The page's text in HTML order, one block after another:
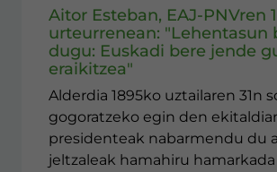
Aitor Esteban, EAJ-PNVren
urteurrenean: "Lehentasun
dugu: Euskadi bere jende
eraikitzea"
Alderdia 1895ko uztailaren 31n
gogoratzeko egin den
presidenteak nabarmendu du
jeltzaleak hamahiru hamarkada